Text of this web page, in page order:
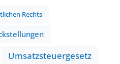
Rechts
Umsatzsteuergesetz